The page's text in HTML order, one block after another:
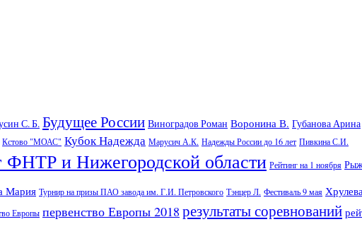
С. Б. Будущее России Виноградов Роман Воронина В. Губанова Арина
Кстово "МОАС" Кубок Надежда Марусич А.К. Надежды России до 16 лет Пивкина С.И.
ФНТР и Нижегородской области Рейтинг на 1 ноября
Мария Турнир на призы ПАО завода им. Г.И. Петровского Тэнцер Л. Фестиваль 9 мая
Европы первенство Европы 2018 результаты соревнований